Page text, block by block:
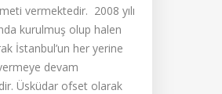
vermektedir. 2008 yılı
kurulmuş olup halen
İstanbul’un her yerine
devam
Üsküdar ofset olarak